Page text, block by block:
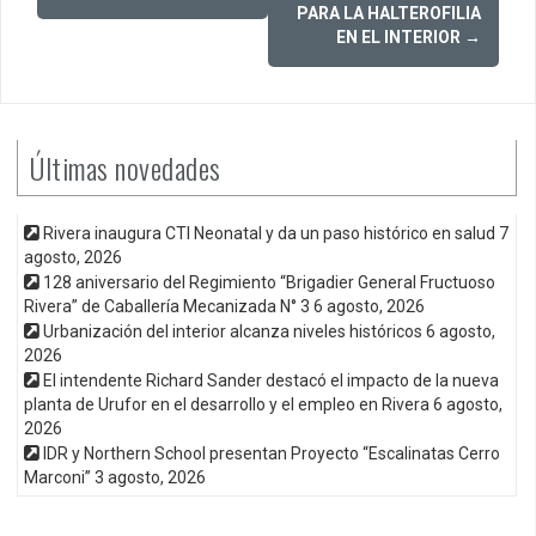
PARA LA HALTEROFILIA
EN EL INTERIOR →
Últimas novedades
Rivera inaugura CTI Neonatal y da un paso histórico en salud 7
agosto, 2026
128 aniversario del Regimiento “Brigadier General Fructuoso
Rivera” de Caballería Mecanizada N° 3 6 agosto, 2026
Urbanización del interior alcanza niveles históricos 6 agosto,
2026
El intendente Richard Sander destacó el impacto de la nueva
planta de Urufor en el desarrollo y el empleo en Rivera 6 agosto,
2026
IDR y Northern School presentan Proyecto “Escalinatas Cerro
Marconi” 3 agosto, 2026